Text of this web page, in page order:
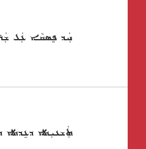
ܚܲܕ ܦܸܣܩܵܐ ܥܲܠ
ܬܲܫܥܝܼܬܐ ܕܥܹܕܬܐ